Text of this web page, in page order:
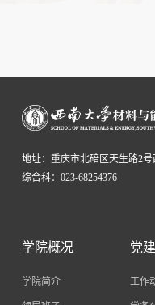
地址：重庆市北碚区天生路2号
综合科：023-68254376
学院概况
学院简介
党
工作